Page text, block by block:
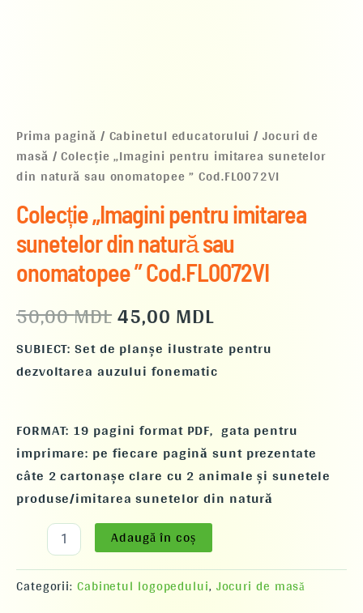
Prima pagină / Cabinetul educatorului /Jocuri de
masă / Colecție „Imagini pentru imitarea sunetelor
din natură sau onomatopee ” Cod.FL0072VI
Colecție „Imagini pentru imitarea
sunetelor din natură sau
onomatopee ” Cod.FL0072VI
50,00MDL45,00MDL
SUBIECT:Set de planșe ilustrate pentru
dezvoltarea auzului fonematic
FORMAT: 19 pagini format PDF, gata pentru
imprimare: pe fiecare pagină sunt prezentate
câte 2 cartonașe clare cu 2 animale și sunetele
produse/imitarea sunetelor din natură
Adaugă în coș
Categorii: Cabinetul logopedului, Jocuri de masă